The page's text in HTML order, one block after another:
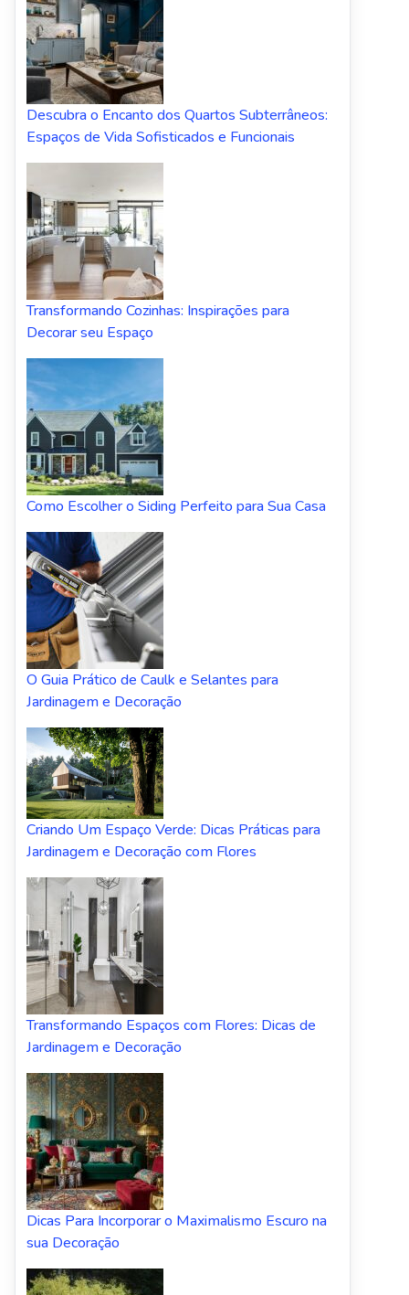
Descubra o Encanto dos Quartos Subterrâneos:
Espaços de Vida Sofisticados e Funcionais
Transformando Cozinhas: Inspirações para
Decorar seu Espaço
Como Escolher o Siding Perfeito para Sua Casa
O Guia Prático de Caulk e Selantes para
Jardinagem e Decoração
Criando Um Espaço Verde: Dicas Práticas para
Jardinagem e Decoração com Flores
Transformando Espaços com Flores: Dicas de
Jardinagem e Decoração
Dicas Para Incorporar o Maximalismo Escuro na
sua Decoração